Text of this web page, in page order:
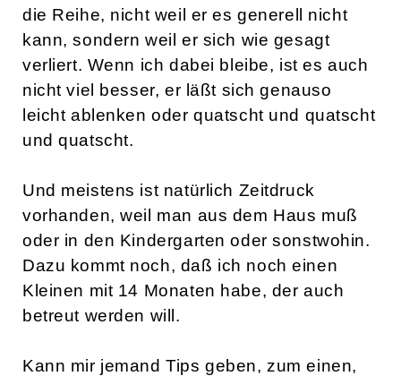
die Reihe, nicht weil er es generell nicht
kann, sondern weil er sich wie gesagt
verliert. Wenn ich dabei bleibe, ist es auch
nicht viel besser, er läßt sich genauso
leicht ablenken oder quatscht und quatscht
und quatscht.
Und meistens ist natürlich Zeitdruck
vorhanden, weil man aus dem Haus muß
oder in den Kindergarten oder sonstwohin.
Dazu kommt noch, daß ich noch einen
Kleinen mit 14 Monaten habe, der auch
betreut werden will.
Kann mir jemand Tips geben, zum einen,